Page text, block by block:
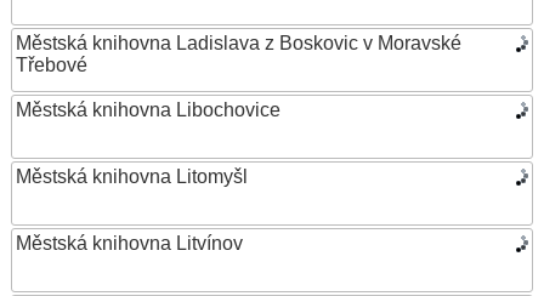
Městská knihovna Ladislava z Boskovic v Moravské
Třebové
Městská knihovna Libochovice
Městská knihovna Litomyšl
Městská knihovna Litvínov